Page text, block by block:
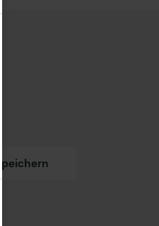
Speichern